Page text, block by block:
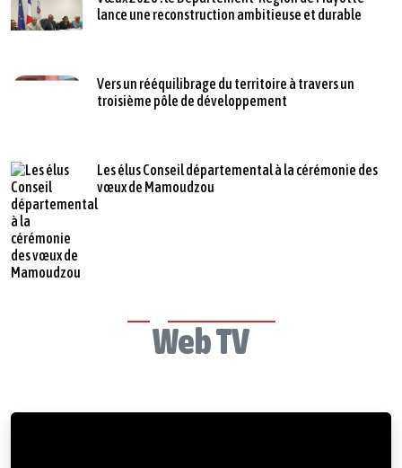
lance une reconstruction ambitieuse et durable
Vers un rééquilibrage du territoire à travers un
troisième pôle de développement
Les élus Conseil départemental à la cérémonie des
vœux de Mamoudzou
Web TV